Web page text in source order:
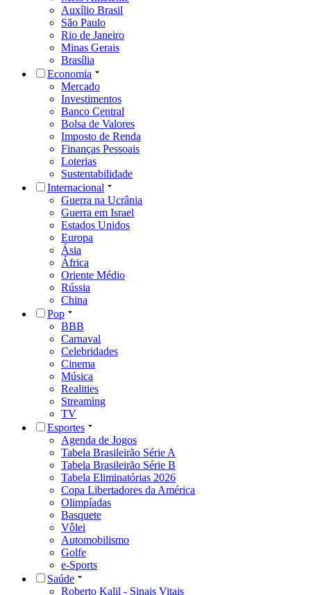
Auxílio Brasil
São Paulo
Rio de Janeiro
Minas Gerais
Brasília
Economia
Mercado
Investimentos
Banco Central
Bolsa de Valores
Imposto de Renda
Finanças Pessoais
Loterias
Sustentabilidade
Internacional
Guerra na Ucrânia
Guerra em Israel
Estados Unidos
Europa
Ásia
África
Oriente Médio
Rússia
China
Pop
BBB
Carnaval
Celebridades
Cinema
Música
Realities
Streaming
TV
Esportes
Agenda de Jogos
Tabela Brasileirão Série A
Tabela Brasileirão Série B
Tabela Eliminatórias 2026
Copa Libertadores da América
Olimpíadas
Basquete
Vôlei
Automobilismo
Golfe
e-Sports
Saúde
Roberto Kalil - Sinais Vitais